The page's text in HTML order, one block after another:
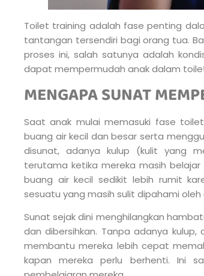
Toilet training adalah fase penting
tantangan tersendiri bagi orang tua.
proses ini, salah satunya adalah
dapat mempermudah anak dalam
MENGAPA SUNAT
Saat anak mulai memasuki fase
buang air kecil dan besar serta
disunat, adanya kulup (kulit yang
terutama ketika mereka masih
buang air kecil sedikit lebih rumit
sesuatu yang masih sulit dipahami oleh
Sunat sejak dini menghilangkan
dan dibersihkan. Tanpa adanya
membantu mereka lebih cepat
kapan mereka perlu berhenti. Ini